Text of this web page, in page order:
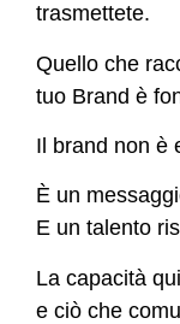
trasmettete.
Quello che
tuo Brand è
Il brand non è
È un
E un talento
La capacità
e ciò che